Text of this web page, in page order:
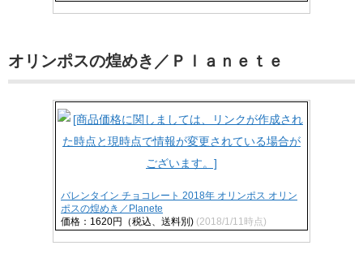
オリンポスの煌めき／Ｐｌａｎｅｔｅ
バレンタイン チョコレート 2018年 オリンポス オリン
ポスの煌めき／Planete
価格：1620円（税込、送料別) (2018/1/11時点)